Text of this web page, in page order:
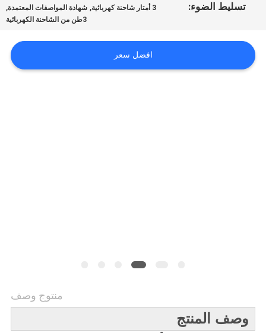
اطلب
تسليط الضوء: 3 أمتار شاحنة كهربائية , شهادة المواصفات المعتمدة,
3طن من الشاحنة الكهربائية
افضل سعر
منتوج وصف
وصف المنتج